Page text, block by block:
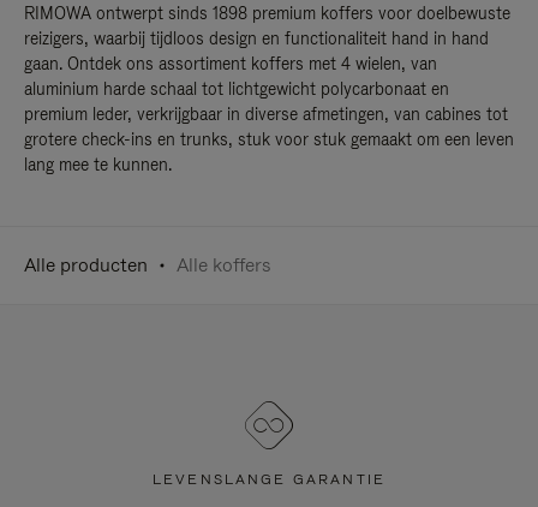
RIMOWA ontwerpt sinds 1898 premium koffers voor doelbewuste
reizigers, waarbij tijdloos design en functionaliteit hand in hand
gaan. Ontdek ons assortiment koffers met 4 wielen, van
aluminium harde schaal tot lichtgewicht polycarbonaat en
premium leder, verkrijgbaar in diverse afmetingen, van cabines tot
grotere check-ins en trunks, stuk voor stuk gemaakt om een leven
lang mee te kunnen.
Alle producten Alle koffers
LEVENSLANGE GARANTIE